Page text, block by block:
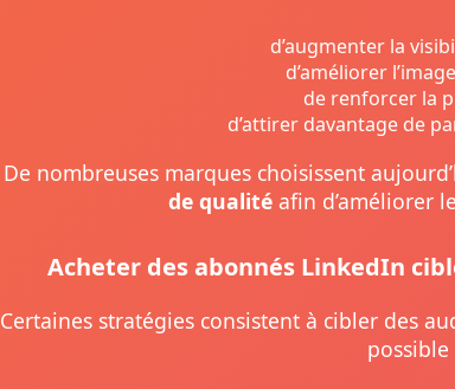
d’augmenter la
d’améliorer
de renforcer la
d’attirer davantage de
De nombreuses marques choisissent
de qualitéafin d’améliorer
Acheter des abonnés LinkedIn
Certaines stratégies consistent à cibler des
possible